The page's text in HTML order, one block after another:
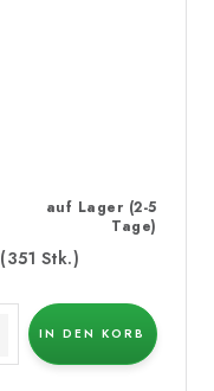
auf Lager (2-5
Tage)
(351 Stk.)
IN DEN KORB